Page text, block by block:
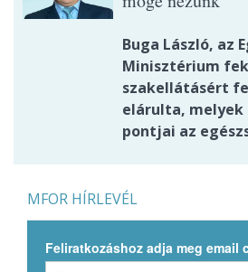
Buga László, az
Minisztérium
szakellátásért
elárulta,
pontjai az
MFOR HÍRLEVÉL
Feliratkozáshoz adja meg email